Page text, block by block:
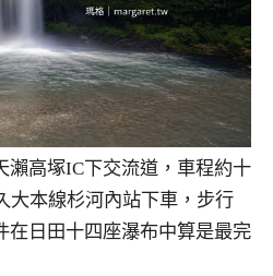
瀨高塚IC下交流道，車程約十
大本線杉河內站下車，步行
在日田十四座瀑布中算是最完